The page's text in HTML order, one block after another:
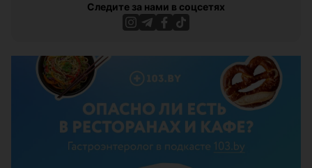
Следите за нами в соцсетях